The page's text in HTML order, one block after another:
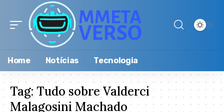
Home Notícias Tecnologia
Tag:Tudo sobre Valderci
Malagosini Machado